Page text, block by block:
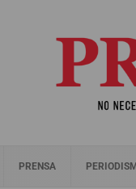
PRENSA